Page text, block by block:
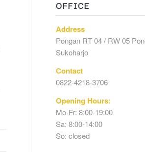
OFFICE
Address
Pongan RT 04 / RW 05
Sukoharjo
Contact
0822-4218-3706
Opening Hours:
Mo-Fr: 8:00-19:00
Sa: 8:00-14:00
So: closed